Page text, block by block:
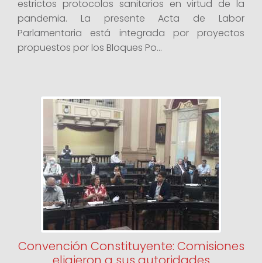
estrictos protocolos sanitarios en virtud de la
pandemia. La presente Acta de Labor
Parlamentaria está integrada por proyectos
propuestos por los Bloques Po...
Convención Constituyente: Comisiones